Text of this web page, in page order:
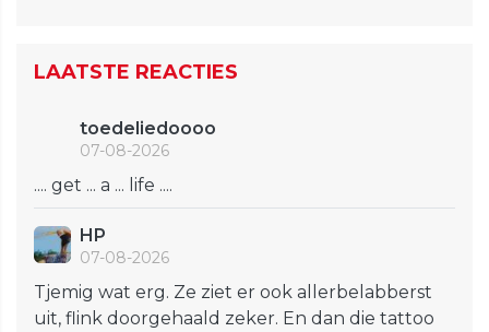
LAATSTE REACTIES
toedeliedoooo
07-08-2026
.... get ... a ... life ....
HP
07-08-2026
Tjemig wat erg. Ze ziet er ook allerbelabberst
uit, flink doorgehaald zeker. En dan die tattoo